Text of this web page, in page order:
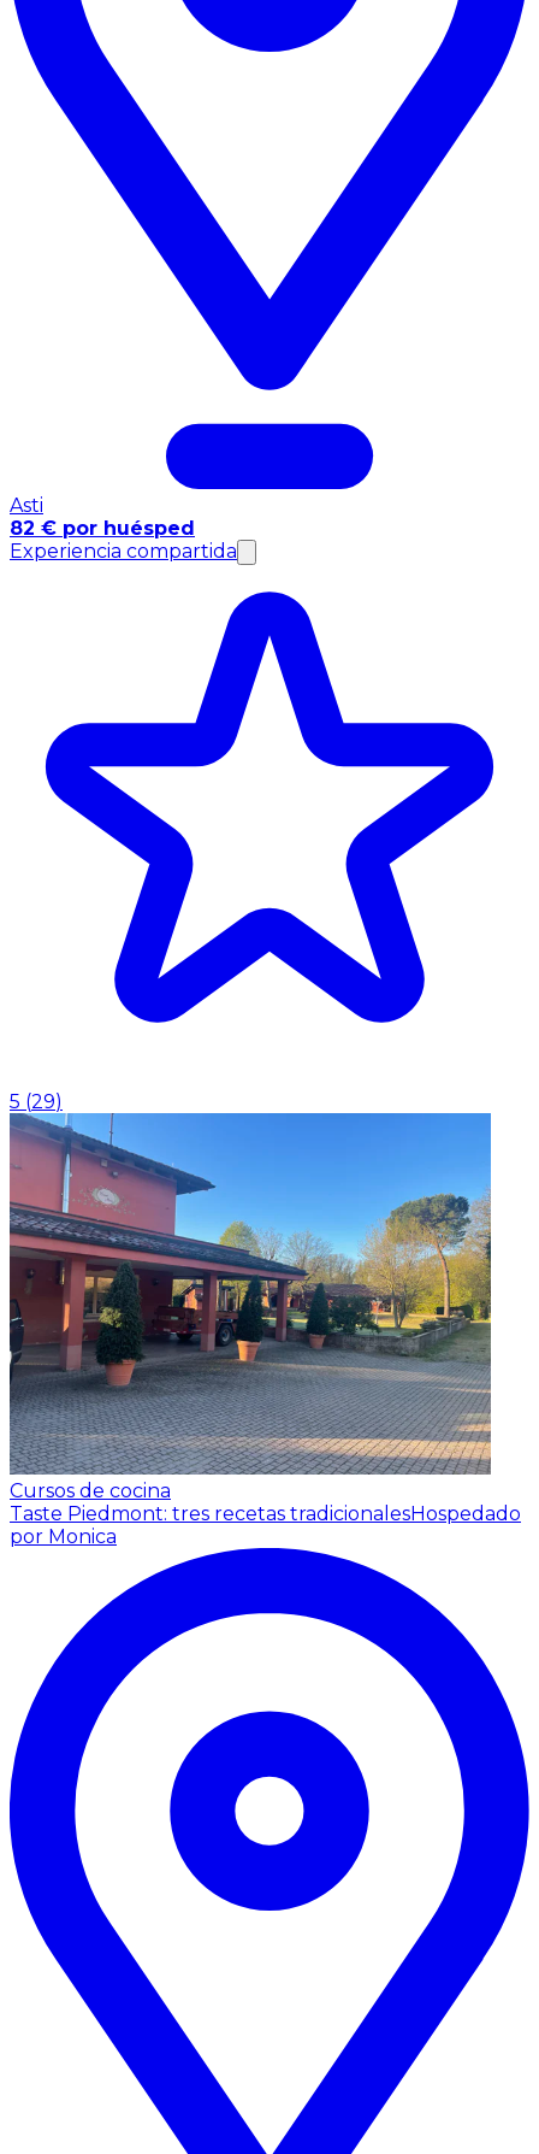
Asti
82 € por huésped
Experiencia compartida
5 (29)
Cursos de cocina
Taste Piedmont: tres recetas tradicionalesHospedado
por Monica